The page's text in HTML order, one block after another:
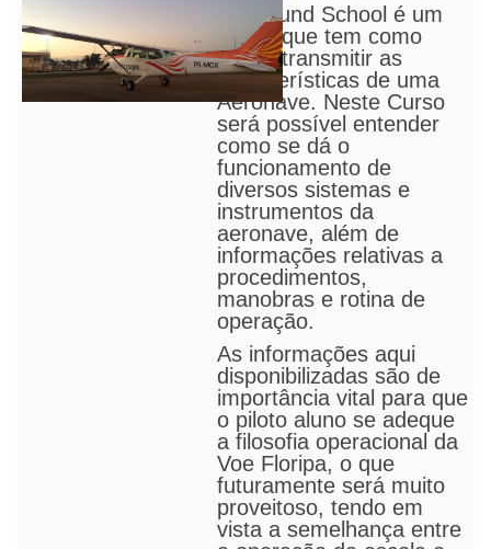
O Ground School é um
Curso que tem como
intuito transmitir as
características de uma
Aeronave. Neste Curso
será possível entender
como se dá o
funcionamento de
diversos sistemas e
instrumentos da
aeronave, além de
informações relativas a
procedimentos,
manobras e rotina de
operação.
As informações aqui
disponibilizadas são de
importância vital para que
o piloto aluno se adeque
a filosofia operacional da
Voe Floripa, o que
futuramente será muito
proveitoso, tendo em
vista a semelhança entre